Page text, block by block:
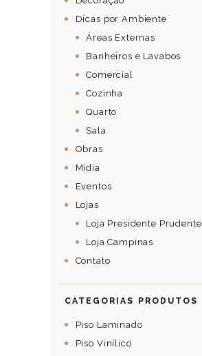
Dicas por Ambiente
Áreas Externas
Banheiros e Lavabos
Comercial
Cozinha
Quarto
Sala
Obras
Mídia
Eventos
Lojas
Loja Presidente Prudente
Loja Campinas
Contato
CATEGORIAS PRODUTOS
Piso Laminado
Piso Vinílico